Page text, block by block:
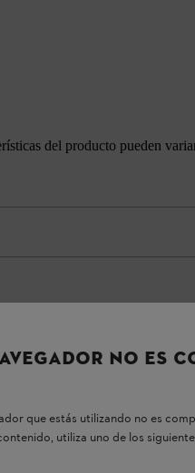
del producto pueden
NO ES
que estás utilizando no es
utiliza uno de los